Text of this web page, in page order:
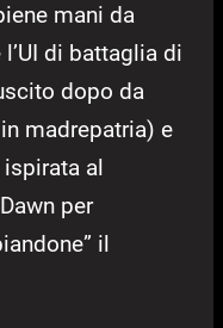
mani da
di battaglia di
dopo da
madrepatria) e
al
per
il